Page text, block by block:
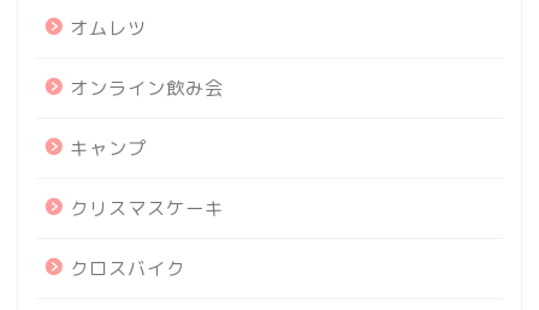
オムレツ
オンライン飲み会
キャンプ
クリスマスケーキ
クロスバイク